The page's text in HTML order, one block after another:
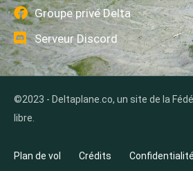
Groupe privé Delta
Serveur Discord
©2023 - Deltaplane.co, un site de la
libre.
Plan de vol Crédits Confidentialité